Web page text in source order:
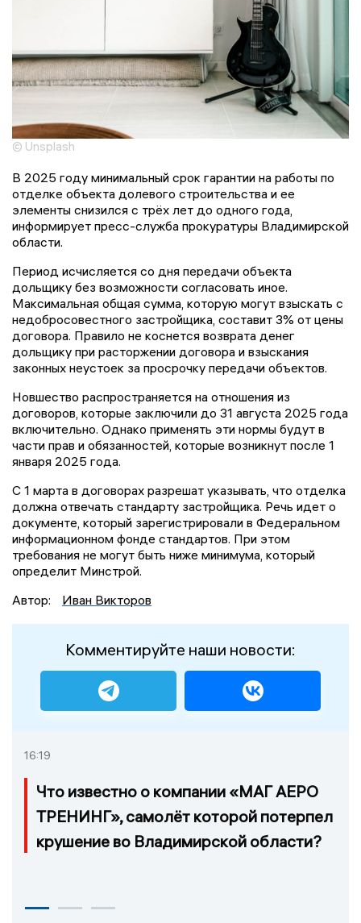
© Unsplash
В 2025 году минимальный срок гарантии на работы по
отделке объекта долевого строительства и ее
элементы снизился с трёх лет до одного года,
информирует пресс-служба прокуратуры Владимирской
области.
Период исчисляется со дня передачи объекта
дольщику без возможности согласовать иное.
Максимальная общая сумма, которую могут взыскать с
недобросовестного застройщика, составит 3% от цены
договора. Правило не коснется возврата денег
дольщику при расторжении договора и взыскания
законных неустоек за просрочку передачи объектов.
Новшество распространяется на отношения из
договоров, которые заключили до 31 августа 2025 года
включительно. Однако применять эти нормы будут в
части прав и обязанностей, которые возникнут после 1
января 2025 года.
С 1 марта в договорах разрешат указывать, что отделка
должна отвечать стандарту застройщика. Речь идет о
документе, который зарегистрировали в Федеральном
информационном фонде стандартов. При этом
требования не могут быть ниже минимума, который
определит Минстрой.
Автор:
Иван Викторов
Комментируйте наши новости:
16:19
Что известно о компании «МАГ АЕРО
ТРЕНИНГ», самолёт которой потерпел
крушение во Владимирской области?